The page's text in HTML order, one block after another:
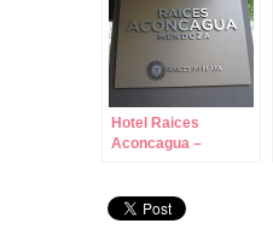
Hotel Raices
Aconcagua –